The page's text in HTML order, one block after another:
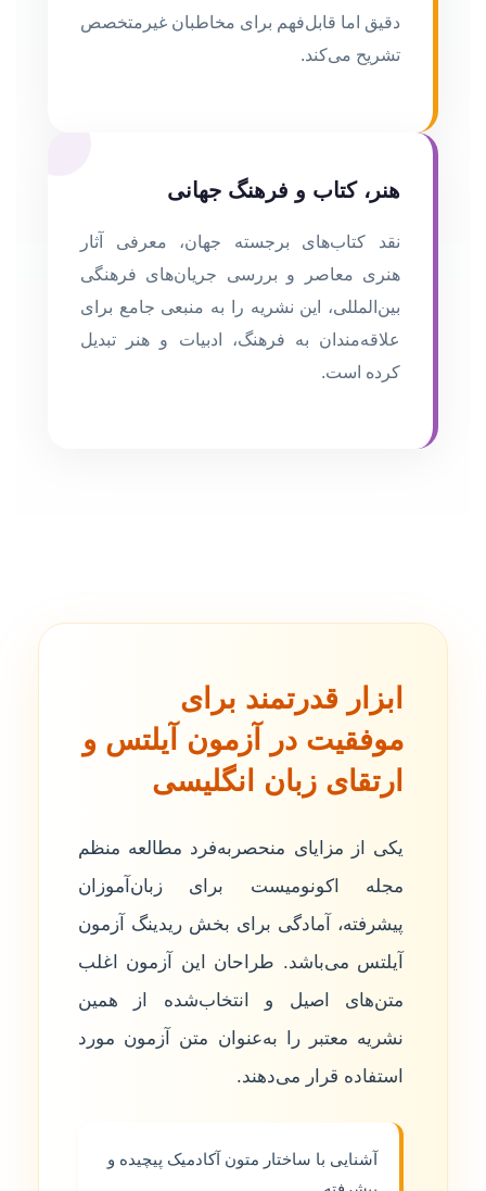
دقیق اما قابل‌فهم برای مخاطبان غیرمتخصص
تشریح می‌کند.
هنر، کتاب و فرهنگ جهانی
نقد کتاب‌های برجسته جهان، معرفی آثار
هنری معاصر و بررسی جریان‌های فرهنگی
بین‌المللی، این نشریه را به منبعی جامع برای
علاقه‌مندان به فرهنگ، ادبیات و هنر تبدیل
کرده است.
ابزار قدرتمند برای
موفقیت در آزمون آیلتس و
ارتقای زبان انگلیسی
یکی از مزایای منحصربه‌فرد مطالعه منظم
مجله اکونومیست برای زبان‌آموزان
پیشرفته، آمادگی برای بخش ریدینگ آزمون
آیلتس می‌باشد. طراحان این آزمون اغلب
متن‌های اصیل و انتخاب‌شده از همین
نشریه معتبر را به‌عنوان متن آزمون مورد
استفاده قرار می‌دهند.
آشنایی با ساختار متون آکادمیک پیچیده و